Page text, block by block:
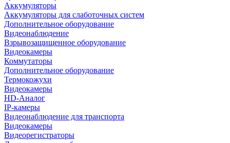
Аккумуляторы
Аккумуляторы для слаботочных систем
Дополнительное оборудование
Видеонаблюдение
Взрывозащищенное оборудование
Видеокамеры
Коммутаторы
Дополнительное оборудование
Термокожухи
Видеокамеры
HD-Аналог
IP-камеры
Видеонаблюдение для транспорта
Видеокамеры
Видеорегистраторы